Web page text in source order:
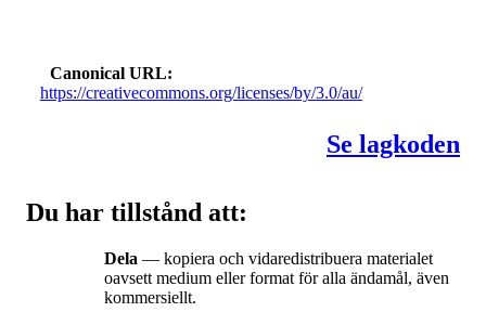
Canonical URL
https://creativecommons.org/licenses/by/3.0/au/
Se lagkoden
Du har tillstånd att:
Dela — kopiera och vidaredistribuera materialet
oavsett medium eller format för alla ändamål, även
kommersiellt.